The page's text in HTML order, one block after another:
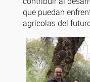
que puedan
agrícolas del